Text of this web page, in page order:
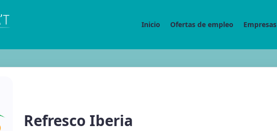
Inicio Ofertas de empleo Empresas
Refresco Iberia